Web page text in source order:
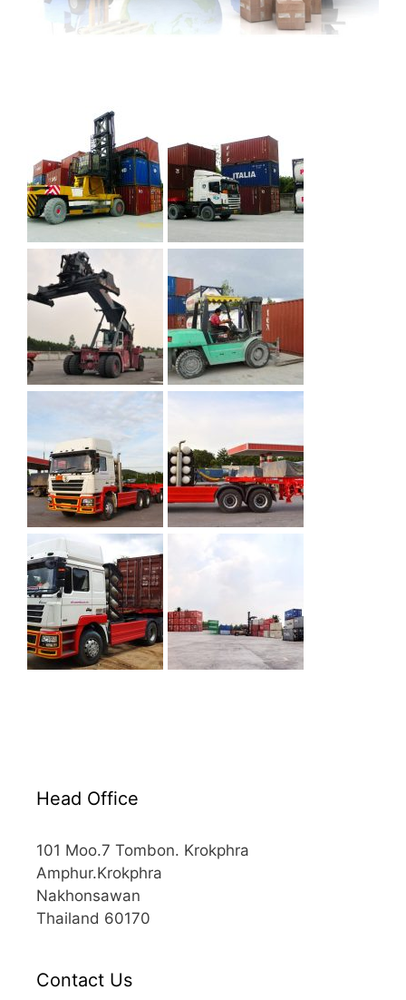
Head Office
101 Moo.7 Tombon. Krokphra
Amphur.Krokphra
Nakhonsawan
Thailand 60170
Contact Us